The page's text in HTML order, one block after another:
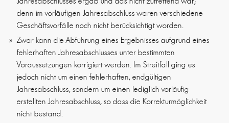
denn im vorläufigen Jahresabschluss waren verschiedene
Geschäftsvorfälle noch nicht berücksichtigt worden.
Zwar kann die Abführung eines Ergebnisses aufgrund eines
fehlerhaften Jahresabschlusses unter bestimmten
Voraussetzungen korrigiert werden. Im Streitfall ging es
jedoch nicht um einen fehlerhaften, endgültigen
Jahresabschluss, sondern um einen lediglich vorläufig
erstellten Jahresabschluss, so dass die Korrekturmöglichkeit
nicht bestand.